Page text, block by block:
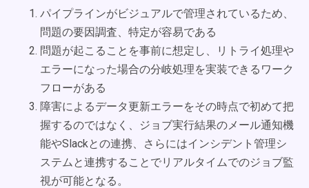
パイプラインがビジュアルで管理されているため、
問題の要因調査、特定が容易である
問題が起こることを事前に想定し、リトライ処理や
エラーになった場合の分岐処理を実装できるワーク
フローがある
障害によるデータ更新エラーをその時点で初めて把
握するのではなく、ジョブ実行結果のメール通知機
能やSlackとの連携、さらにはインシデント管理シ
ステムと連携することでリアルタイムでのジョブ監
視が可能となる。